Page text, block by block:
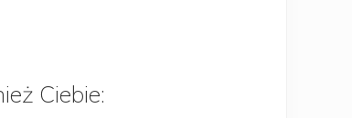
Ciebie: